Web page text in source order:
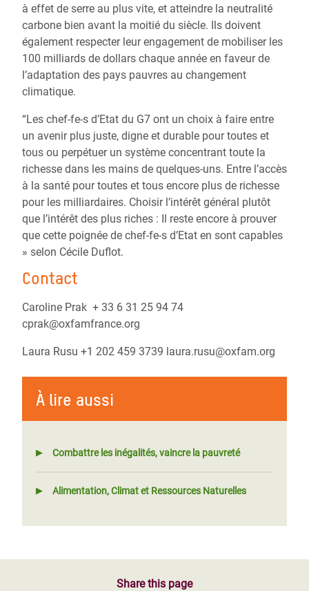
à effet de serre au plus vite, et atteindre la neutralité
carbone bien avant la moitié du siècle. Ils doivent
également respecter leur engagement de mobiliser les
100 milliards de dollars chaque année en faveur de
l’adaptation des pays pauvres au changement
climatique.
“Les chef-fe-s d’Etat du G7 ont un choix à faire entre
un avenir plus juste, digne et durable pour toutes et
tous ou perpétuer un système concentrant toute la
richesse dans les mains de quelques-uns. Entre l’accès
à la santé pour toutes et tous encore plus de richesse
pour les milliardaires. Choisir l’intérêt général plutôt
que l’intérêt des plus riches : Il reste encore à prouver
que cette poignée de chef-fe-s d’Etat en sont capables
» selon Cécile Duflot.
Contact
Caroline Prak + 33 6 31 25 94 74
cprak@oxfamfrance.org
Laura Rusu +1 202 459 3739 laura.rusu@oxfam.org
À lire aussi
Combattre les inégalités, vaincre la pauvreté
Alimentation, Climat et Ressources Naturelles
Share this page